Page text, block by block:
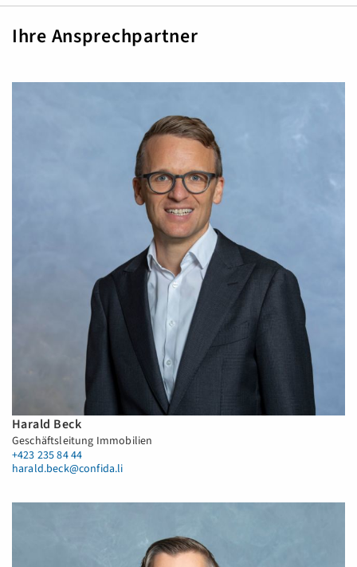
Ihre Ansprechpartner
Harald Beck
Geschäftsleitung Immobilien
+423 235 84 44
harald.beck@confida.li